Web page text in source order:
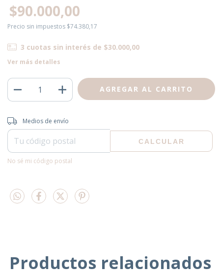
$90.000,00
Precio sin impuestos $74.380,17
3 cuotas sin interés de $30.000,00
Ver más detalles
Entregas para el CP:
Medios de envío
CALCULAR
No sé mi código postal
Productos relacionados